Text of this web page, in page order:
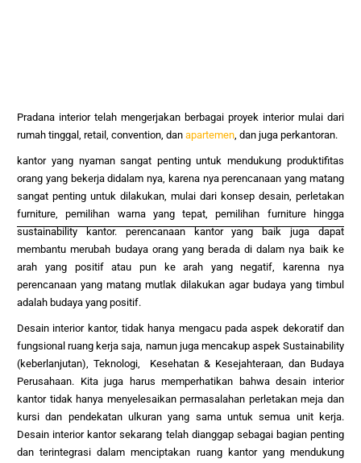
Pradana interior telah mengerjakan berbagai proyek interior mulai dari
rumah tinggal, retail, convention, danapartemen, dan juga perkantoran.
kantor yang nyaman sangat penting untuk mendukung produktifitas
orang yang bekerja didalam nya, karena nya perencanaan yang matang
sangat penting untuk dilakukan, mulai dari konsep desain, perletakan
furniture, pemilihan warna yang tepat, pemilihan furniture hingga
sustainability kantor. perencanaan kantor yang baik juga dapat
membantu merubah budaya orang yang berada di dalam nya baik ke
arah yang positif atau pun ke arah yang negatif, karenna nya
perencanaan yang matang mutlak dilakukan agar budaya yang timbul
adalah budaya yang positif.
Desain interior kantor, tidak hanya mengacu pada aspek dekoratif dan
fungsional ruang kerja saja, namun juga mencakup aspek Sustainability
(keberlanjutan), Teknologi, Kesehatan & Kesejahteraan, dan Budaya
Perusahaan. Kita juga harus memperhatikan bahwa desain interior
kantor tidak hanya menyelesaikan permasalahan perletakan meja dan
kursi dan pendekatan ulkuran yang sama untuk semua unit kerja.
Desain interior kantor sekarang telah dianggap sebagai bagian penting
dan terintegrasi dalam menciptakan ruang kantor yang mendukung